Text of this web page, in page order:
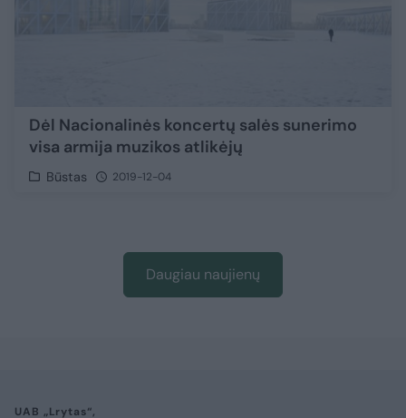
Dėl Nacionalinės koncertų salės sunerimo
visa armija muzikos atlikėjų
Būstas 2019-12-04
Daugiau naujienų
UAB „Lrytas“,